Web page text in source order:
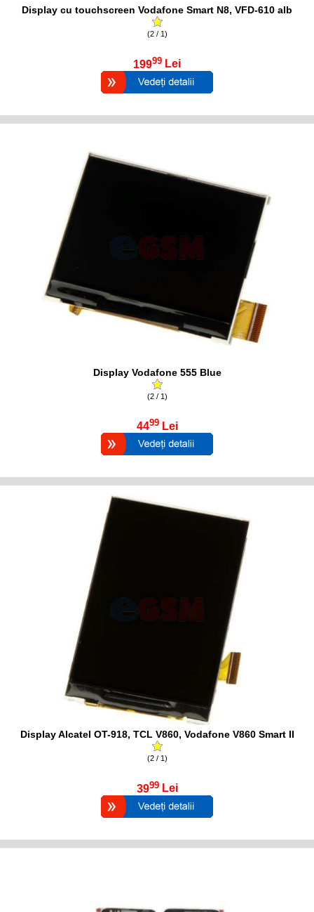
Display cu touchscreen Vodafone Smart N8, VFD-610 alb
(2 / 1)
19999 Lei
Display Vodafone 555 Blue
(2 / 1)
4499 Lei
Display Alcatel OT-918, TCL V860, Vodafone V860 Smart II
(2 / 1)
3999 Lei